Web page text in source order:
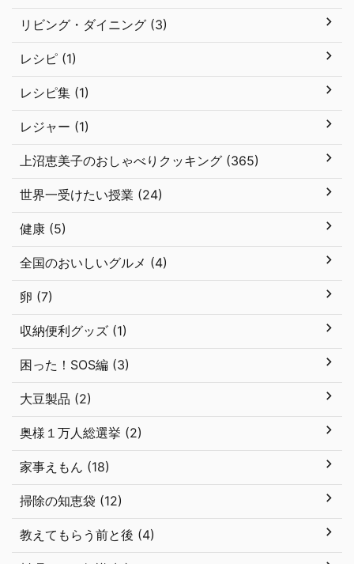
リビング・ダイニング (3)
レシピ (1)
レシピ集 (1)
レジャー (1)
上沼恵美子のおしゃべりクッキング (365)
世界一受けたい授業 (24)
健康 (5)
全国のおいしいグルメ (4)
卵 (7)
収納便利グッズ (1)
困った！SOS編 (3)
大豆製品 (2)
奥様１万人総選挙 (2)
家事えもん (18)
掃除の知恵袋 (12)
教えてもらう前と後 (4)